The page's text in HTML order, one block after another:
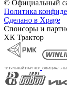
© Официальный
Политика
Сделано в Xpage
Спонсоры и
ХК Трактор